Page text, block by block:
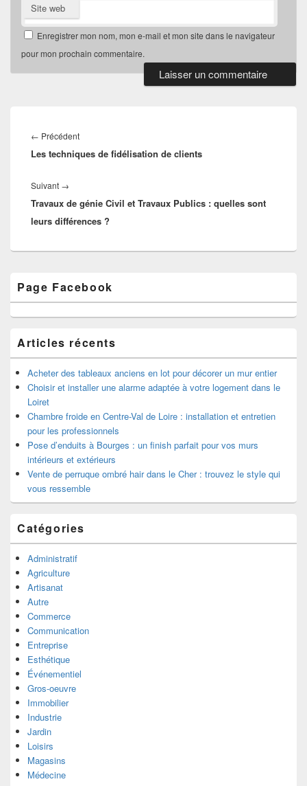
Site web
Enregistrer mon nom, mon e-mail et mon site dans le navigateur
pour mon prochain commentaire.
de
l’article
← PrécédentArticle
précédent :
Les techniques de fidélisation de clients
Suivant →
suivant :
Travaux de génie Civil et Travaux Publics : quelles sont
leurs différences ?
principale
de
widget
Page Facebook
Articles récents
Acheter des tableaux anciens en lot pour décorer un mur entier
Choisir et installer une alarme adaptée à votre logement dans le
Loiret
Chambre froide en Centre-Val de Loire : installation et entretien
pour les professionnels
Pose d’enduits à Bourges : un finish parfait pour vos murs
intérieurs et extérieurs
Vente de perruque ombré hair dans le Cher : trouvez le style qui
vous ressemble
Catégories
Administratif
Agriculture
Artisanat
Autre
Commerce
Communication
Entreprise
Esthétique
Événementiel
Gros-oeuvre
Immobilier
Industrie
Jardin
Loisirs
Magasins
Médecine